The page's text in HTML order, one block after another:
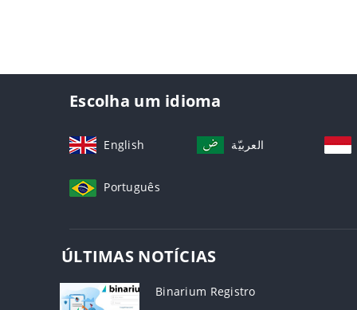
Escolha um idioma
English العربيّة
Português
ÚLTIMAS NOTÍCIAS
Binarium Registro